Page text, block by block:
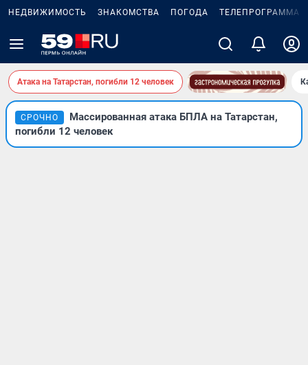
НЕДВИЖИМОСТЬ ЗНАКОМСТВА ПОГОДА ТЕЛЕПРОГРАММА
Атака на Татарстан, погибли 12 человек
СРОЧНО
Массированная атака БПЛА на Татарстан,
погибли 12 человек